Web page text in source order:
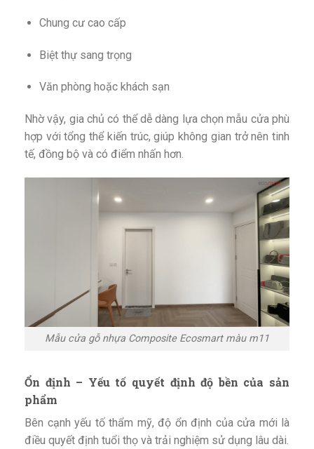
Chung cư cao cấp
Biệt thự sang trọng
Văn phòng hoặc khách sạn
Nhờ vậy, gia chủ có thể dễ dàng lựa chọn mẫu cửa phù
hợp với tổng thể kiến trúc, giúp không gian trở nên tinh
tế, đồng bộ và có điểm nhấn hơn.
Mẫu cửa gỗ nhựa Composite Ecosmart màu m11
Ổn định – Yếu tố quyết định độ bền của sản
phẩm
Bên cạnh yếu tố thẩm mỹ, độ ổn định của cửa mới là
điều quyết định tuổi thọ và trải nghiệm sử dụng lâu dài.